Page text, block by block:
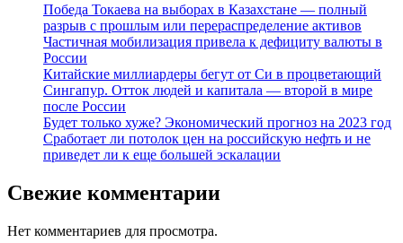
Победа Токаева на выборах в Казахстане — полный
разрыв с прошлым или перераспределение активов
Частичная мобилизация привела к дефициту валюты в
России
Китайские миллиардеры бегут от Си в процветающий
Сингапур. Отток людей и капитала — второй в мире
после России
Будет только хуже? Экономический прогноз на 2023 год
Сработает ли потолок цен на российскую нефть и не
приведет ли к еще большей эскалации
Свежие комментарии
Нет комментариев для просмотра.